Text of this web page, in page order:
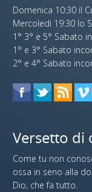
Domenica 10:30 il
Mercoledi 19:30 lo
1° 3° e 5° Sabato
1° e 3° Sabato
2° e 4° Sabato
Versetto di
Come tu non
ossa in seno alla
Dio, che fa tutto.